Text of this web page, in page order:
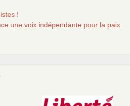
!
une voix indépendante pour la paix